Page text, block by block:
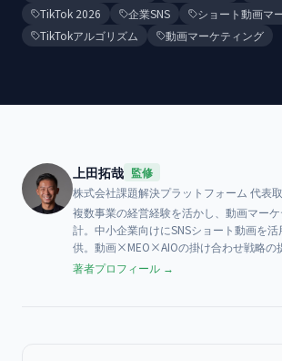
TikTok 2026
企業SNS
ショート動画マ
TikTokアルゴリズム
動画マーケティング
上田拓哉 監修
株式会社課題解決プラットフォーム 代表
複数事業の経営経験を活かし、動画マー
計。中小企業向けにSNSショート動画を
供。動画×MEO×AIOの掛け合わせ戦略の
著者プロフィール →